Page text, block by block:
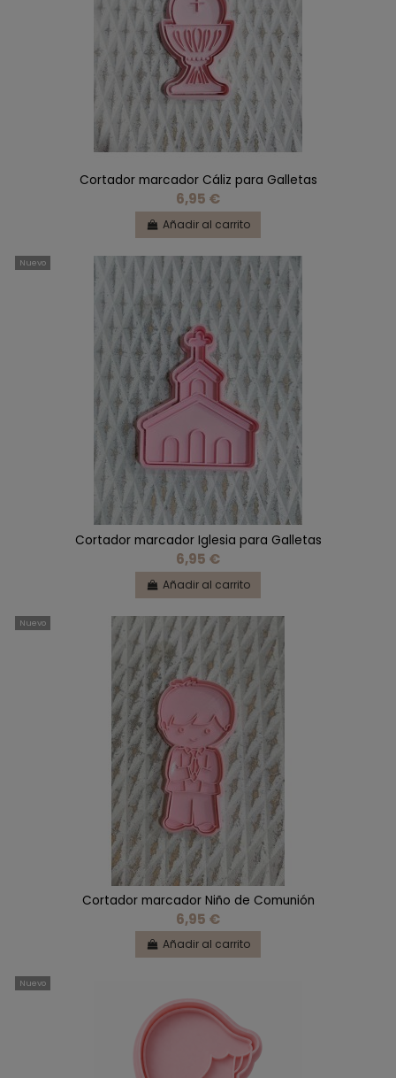
Cortador marcador Cáliz para Galletas
6,95 €
Añadir al carrito
Nuevo
Cortador marcador Iglesia para Galletas
6,95 €
Añadir al carrito
Nuevo
Cortador marcador Niño de Comunión
6,95 €
Añadir al carrito
Nuevo